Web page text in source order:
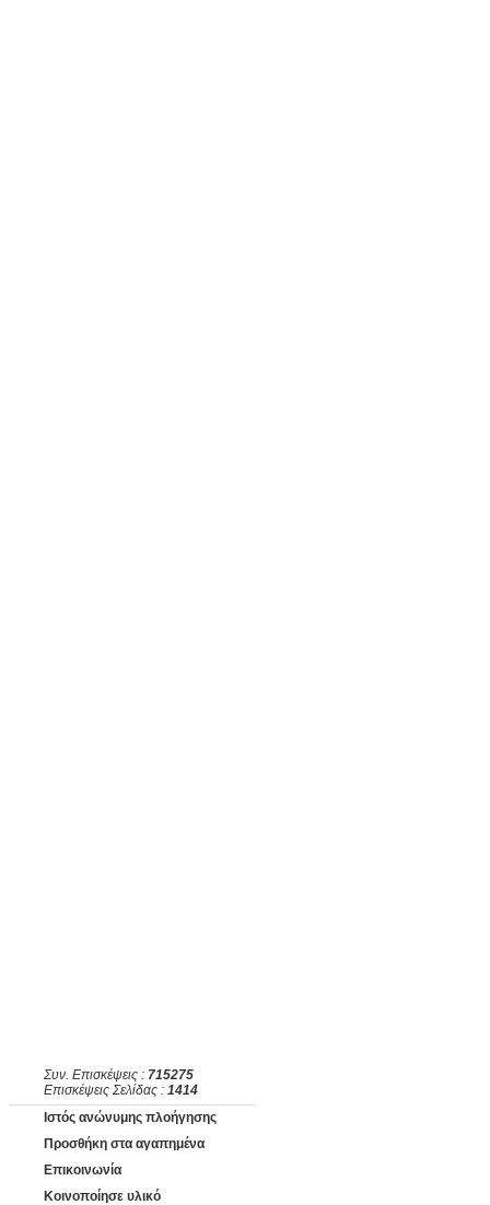
Συν. Επισκέψεις : 715275
Επισκέψεις Σελίδας : 1414
Ιστός ανώνυμης πλοήγησης
Προσθήκη στα αγαπημένα
Επικοινωνία
Κοινοποίησε υλικό